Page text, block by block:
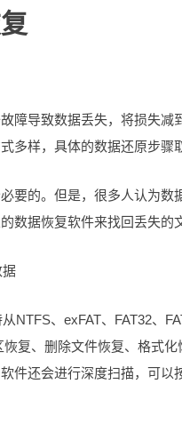
障导致数据丢失，将损失
多样，具体的数据还原步骤
要的。但是，很多人认为
数据恢复软件来找回丢失的
据
NTFS、exFAT、FAT32、
复、删除文件恢复、格式
件还会进行深度扫描，可